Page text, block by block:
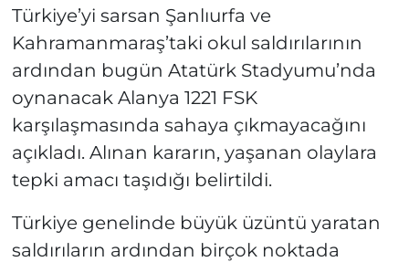
Türkiye’yi sarsan Şanlıurfa ve
Kahramanmaraş’taki okul saldırılarının
ardından bugün Atatürk Stadyumu’nda
oynanacak Alanya 1221 FSK
karşılaşmasında sahaya çıkmayacağını
açıkladı. Alınan kararın, yaşanan olaylara
tepki amacı taşıdığı belirtildi.
Türkiye genelinde büyük üzüntü yaratan
saldırıların ardından birçok noktada